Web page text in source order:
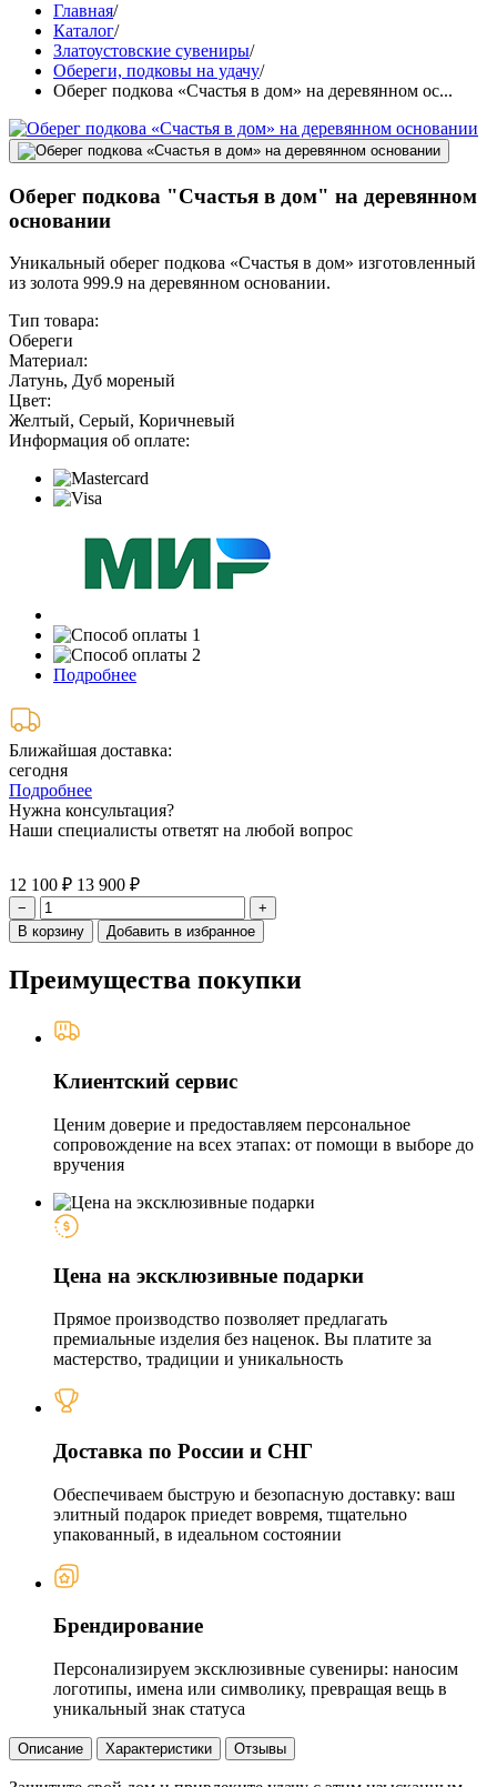
Главная/
Каталог/
Златоустовские сувениры/
Обереги, подковы на удачу/
Оберег подкова «Счастья в дом» на деревянном ос...
Оберег подкова "Счастья в дом" на деревянном
основании
Уникальный оберег подкова «Счастья в дом» изготовленный
из золота 999.9 на деревянном основании.
Тип товара:
Обереги
Материал:
Латунь, Дуб мореный
Цвет:
Желтый, Серый, Коричневый
Информация об оплате:
Подробнее
Ближайшая доставка:
сегодня
Подробнее
Нужна консультация?
Наши специалисты ответят на любой вопрос
12 100 ₽ 13 900 ₽
−
+
В корзину
Добавить в избранное
Преимущества покупки
Клиентский сервис
Ценим доверие и предоставляем персональное
сопровождение на всех этапах: от помощи в выборе до
вручения
Цена на эксклюзивные подарки
Прямое производство позволяет предлагать
премиальные изделия без наценок. Вы платите за
мастерство, традиции и уникальность
Доставка по России и СНГ
Обеспечиваем быструю и безопасную доставку: ваш
элитный подарок приедет вовремя, тщательно
упакованный, в идеальном состоянии
Брендирование
Персонализируем эксклюзивные сувениры: наносим
логотипы, имена или символику, превращая вещь в
уникальный знак статуса
Описание Характеристики Отзывы